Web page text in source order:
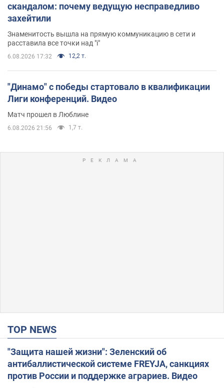
скандалом: почему ведущую несправедливо
захейтили
Знаменитость вышла на прямую коммуникацию в сети и
расставила все точки над "i"
6.08.2026 17:32 12,2 т.
"Динамо" с победы стартовало в квалификации
Лиги конференций. Видео
Матч прошел в Люблине
6.08.2026 21:56 1,7 т.
TOP NEWS
"Защита нашей жизни": Зеленский об
антибаллистической системе FREYJA, санкциях
против России и поддержке аграриев. Видео